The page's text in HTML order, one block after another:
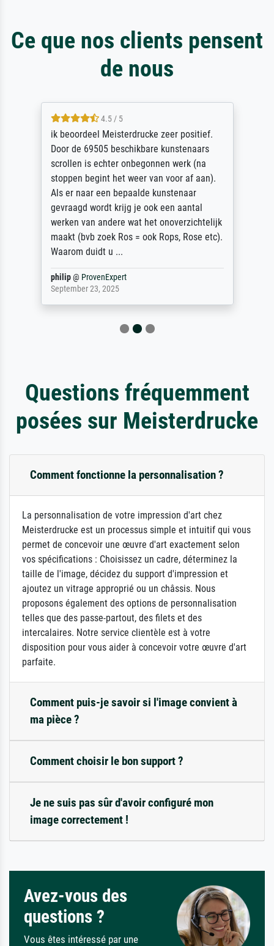
Ce que nos clients pensent
de nous
4.5 / 5
ik beoordeel Meisterdrucke zeer positief.
Door de 69505 beschikbare kunstenaars
scrollen is echter onbegonnen werk (na
stoppen begint het weer van voor af aan).
Als er naar een bepaalde kunstenaar
gevraagd wordt krijg je ook een aantal
werken van andere wat het onoverzichtelijk
maakt (bvb zoek Ros = ook Rops, Rose etc).
Waarom duidt u ...
philip@ ProvenExpert
September 23, 2025
Questions fréquemment
posées sur Meisterdrucke
Comment fonctionne la personnalisation ?
La personnalisation de votre impression d'art chez
Meisterdrucke est un processus simple et intuitif qui vous
permet de concevoir une œuvre d'art exactement selon
vos spécifications : Choisissez un cadre, déterminez la
taille de l'image, décidez du support d'impression et
ajoutez un vitrage approprié ou un châssis. Nous
proposons également des options de personnalisation
telles que des passe-partout, des filets et des
intercalaires. Notre service clientèle est à votre
disposition pour vous aider à concevoir votre œuvre d'art
parfaite.
Comment puis-je savoir si l'image convient à
ma pièce ?
Comment choisir le bon support ?
Je ne suis pas sûr d'avoir configuré mon
image correctement !
Avez-vous des
questions ?
Vous êtes intéressé par une